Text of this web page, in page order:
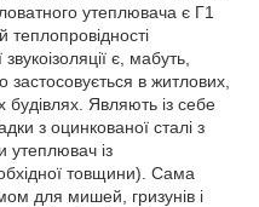
утеплювача є Г1
є, мабуть,
в житлових,
будівлях. Являють із себе
з оцинкованої сталі з
утеплювач із
товщини). Сама
для мишей, гризунів і